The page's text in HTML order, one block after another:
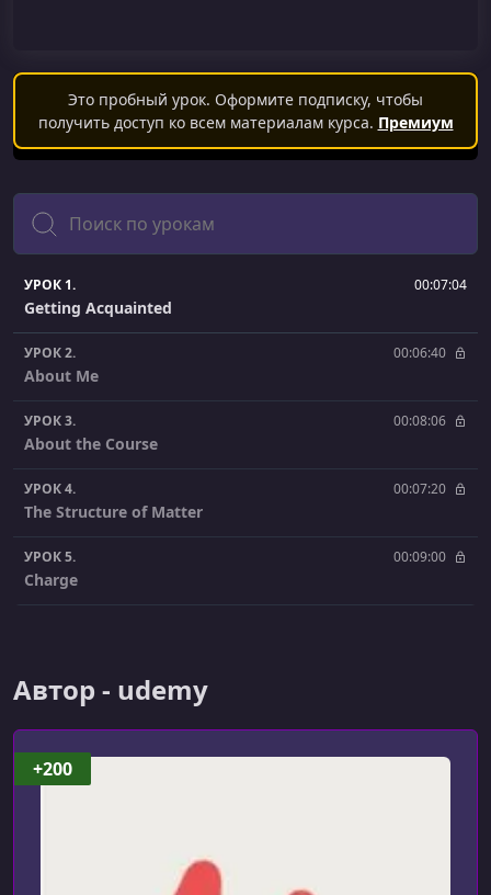
Это пробный урок. Оформите подписку, чтобы
получить доступ ко всем материалам курса. Премиум
Поиск
УРОК 1. 00:07:04
Getting Acquainted
УРОК 2. 00:06:40
About Me
УРОК 3. 00:08:06
About the Course
УРОК 4. 00:07:20
The Structure of Matter
УРОК 5. 00:09:00
Charge
УРОК 7.
УРОК 8. 00:09:00
Electric Current
Автор - udemy
+200